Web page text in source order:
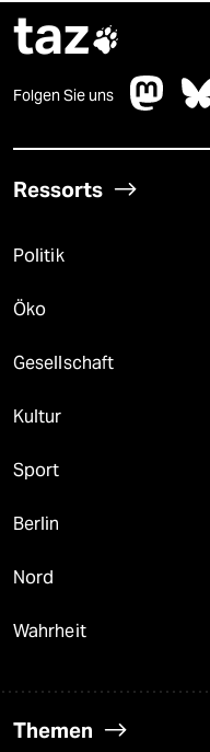
taz
Folgen Sie uns
Ressorts
Politik
Öko
Gesellschaft
Kultur
Sport
Berlin
Nord
Wahrheit
Themen